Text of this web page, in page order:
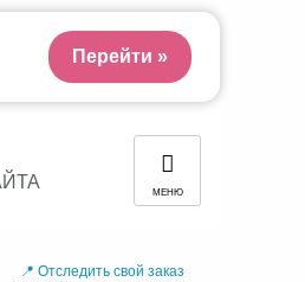
МЕНЮ
📍 Отследить свой заказ
Перейти »